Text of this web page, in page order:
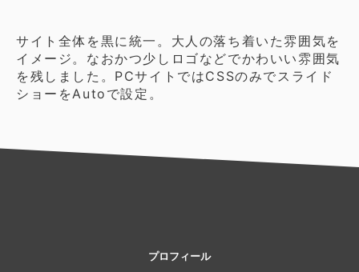
サイト全体を黒に統一。大人の落ち着いた雰囲気を
イメージ。なおかつ少しロゴなどでかわいい雰囲気
を残しました。PCサイトではCSSのみでスライド
ショーをAutoで設定。
プロフィール